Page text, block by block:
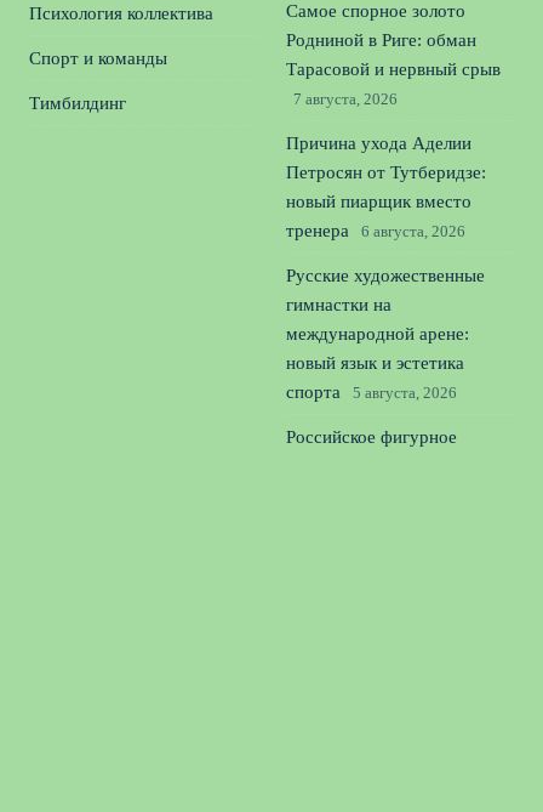
Психология коллектива
Спорт и команды
Тимбилдинг
Самое спорное золото
Родниной в Риге: обман
Тарасовой и нервный срыв
7 августа, 2026
Причина ухода Аделии
Петросян от Тутберидзе:
новый пиарщик вместо
тренера
6 августа, 2026
Русские художественные
гимнастки на
международной арене:
новый язык и эстетика
спорта
5 августа, 2026
Российское фигурное